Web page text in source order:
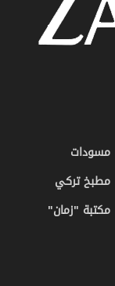
مسودات
مطبخ تركي
مكتبة "زمان"